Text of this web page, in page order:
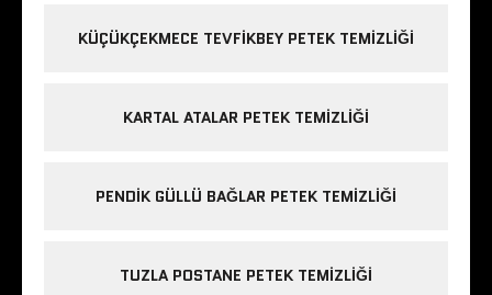
KÜÇÜKÇEKMECE TEVFIKBEY PETEK TEMIZLIĞI
KARTAL ATALAR PETEK TEMIZLIĞI
PENDIK GÜLLÜ BAĞLAR PETEK TEMIZLIĞI
TUZLA POSTANE PETEK TEMIZLIĞI